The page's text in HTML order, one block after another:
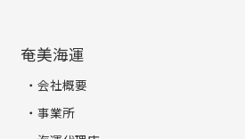
奄美海運
会社概要
事業所